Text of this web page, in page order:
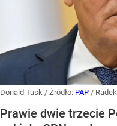
Donald Tusk / Źródło: PAP /
Prawie dwie trzecie